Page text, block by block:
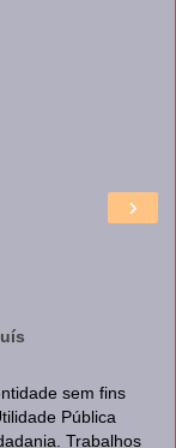
›
sem fins
Pública
Trabalhos